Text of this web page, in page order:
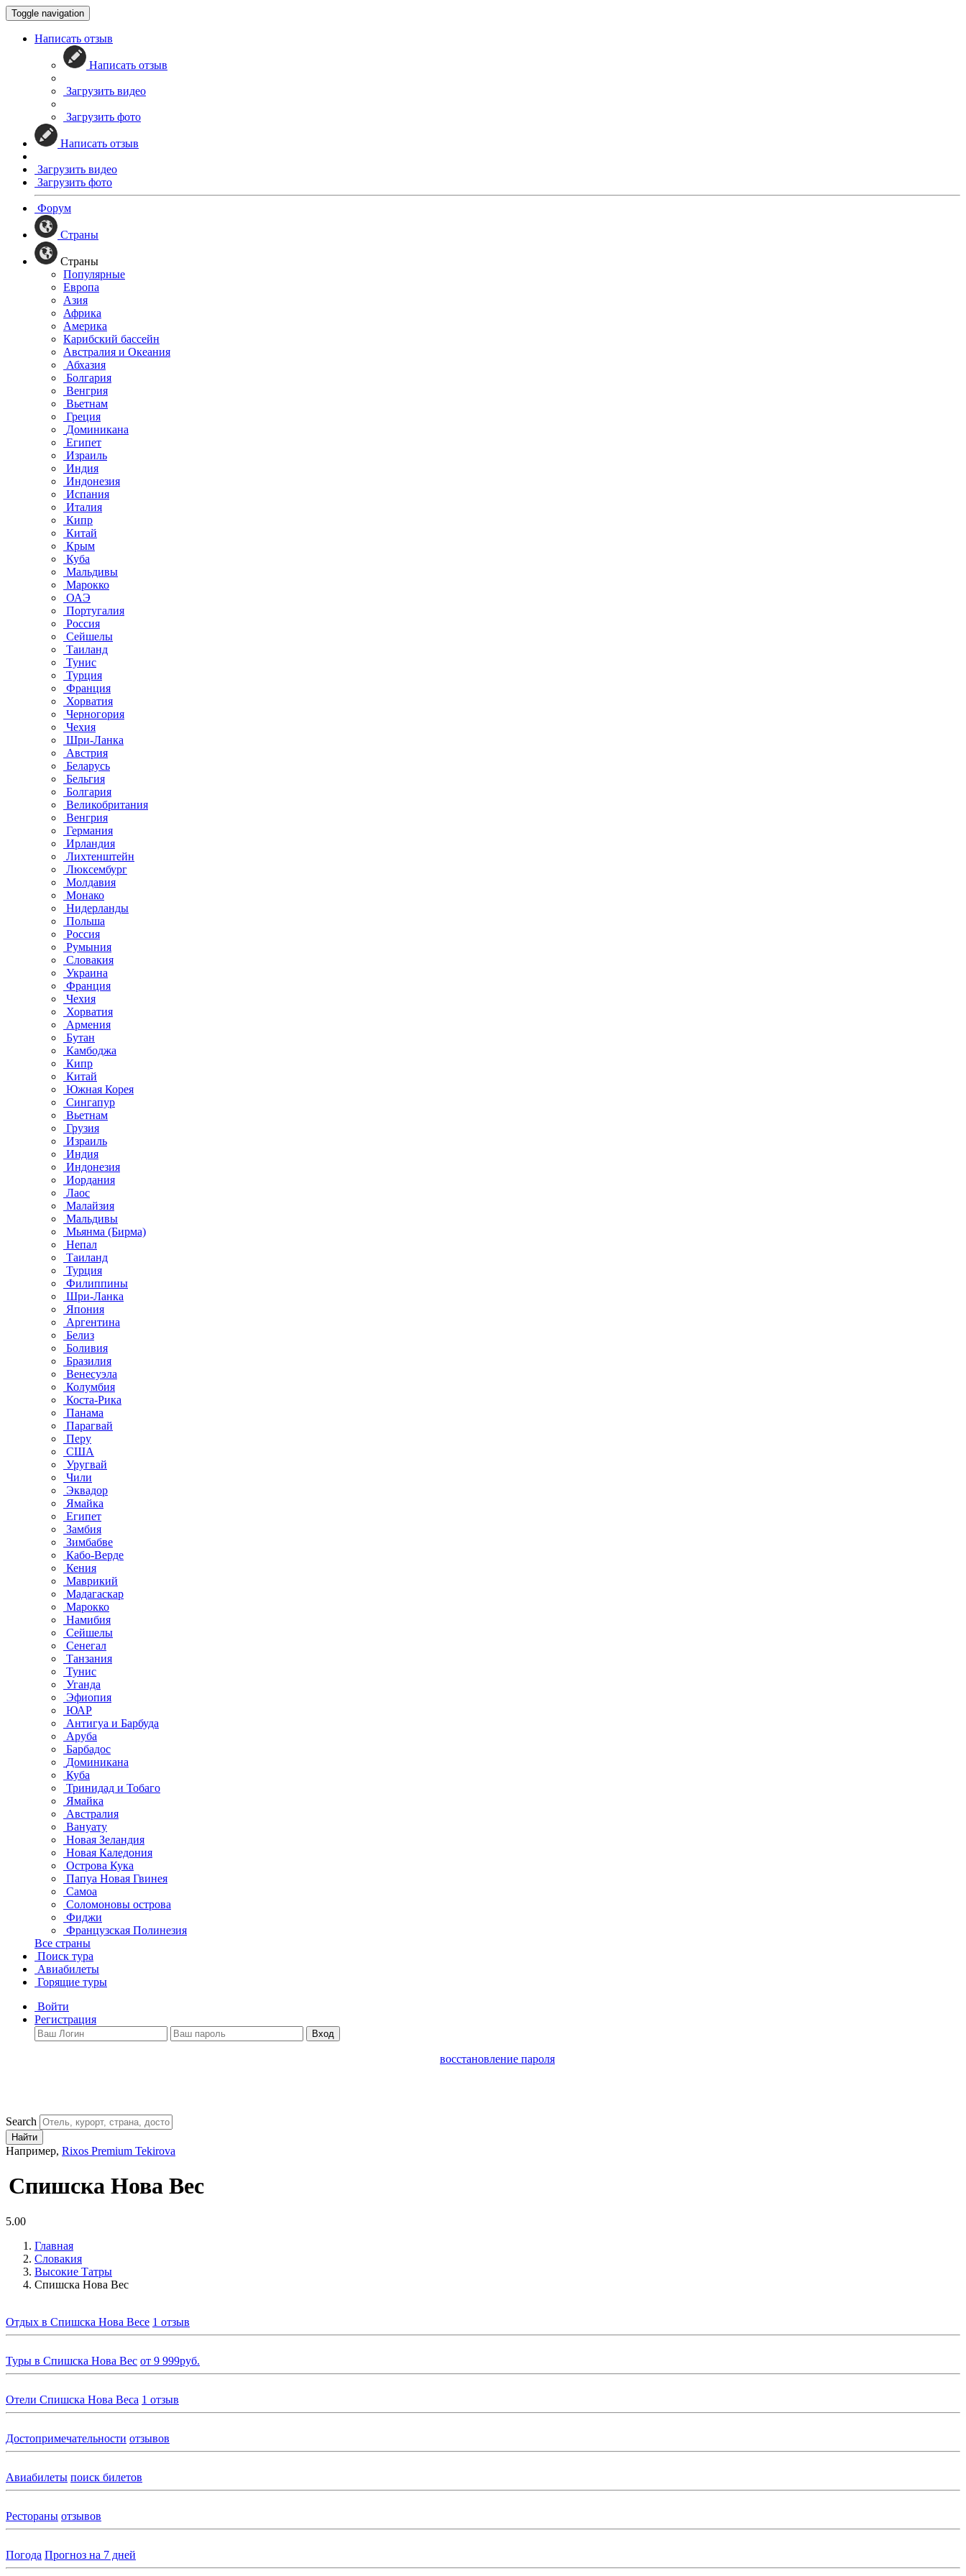
Toggle navigation
Написать отзыв
Написать отзыв
Загрузить видео
Загрузить фото
Написать отзыв
Загрузить видео
Загрузить фото
Форум
Страны
Страны
Популярные
Европа
Азия
Африка
Америка
Карибский бассейн
Австралия и Океания
Абхазия
Болгария
Венгрия
Вьетнам
Греция
Доминикана
Египет
Израиль
Индия
Индонезия
Испания
Италия
Кипр
Китай
Крым
Куба
Мальдивы
Марокко
ОАЭ
Португалия
Россия
Сейшелы
Таиланд
Тунис
Турция
Франция
Хорватия
Черногория
Чехия
Шри-Ланка
Австрия
Беларусь
Бельгия
Болгария
Великобритания
Венгрия
Германия
Ирландия
Лихтенштейн
Люксембург
Молдавия
Монако
Нидерланды
Польша
Россия
Румыния
Словакия
Украина
Франция
Чехия
Хорватия
Армения
Бутан
Камбоджа
Кипр
Китай
Южная Корея
Сингапур
Вьетнам
Грузия
Израиль
Индия
Индонезия
Иордания
Лаос
Малайзия
Мальдивы
Мьянма (Бирма)
Непал
Таиланд
Турция
Филиппины
Шри-Ланка
Япония
Аргентина
Белиз
Боливия
Бразилия
Венесуэла
Колумбия
Коста-Рика
Панама
Парагвай
Перу
США
Уругвай
Чили
Эквадор
Ямайка
Египет
Замбия
Зимбабве
Кабо-Верде
Кения
Маврикий
Мадагаскар
Марокко
Намибия
Сейшелы
Сенегал
Танзания
Тунис
Уганда
Эфиопия
ЮАР
Антигуа и Барбуда
Аруба
Барбадос
Доминикана
Куба
Тринидад и Тобаго
Ямайка
Австралия
Вануату
Новая Зеландия
Новая Каледония
Острова Кука
Папуа Новая Гвинея
Самоа
Соломоновы острова
Фиджи
Французская Полинезия
Все страны
Поиск тура
Авиабилеты
Горящие туры
Войти
Регистрация
Вход
восстановление пароля
Search
Найти
Например, Rixos Premium Tekirova
Спишска Нова Вес
5.00
Главная
Словакия
Высокие Татры
Спишска Нова Вес
Отдых в Спишска Нова Весе 1 отзыв
Туры в Спишска Нова Вес от 9 999руб.
Отели Спишска Нова Веса 1 отзыв
Достопримечательности отзывов
Авиабилеты поиск билетов
Рестораны отзывов
Погода Прогноз на 7 дней